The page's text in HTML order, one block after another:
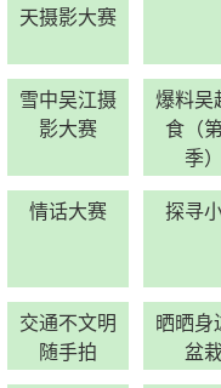
天摄影大赛
雪中吴江摄
影大赛
爆料吴
食（
季）
情话大赛 探寻
交通不文明
随手拍
晒晒身
盆